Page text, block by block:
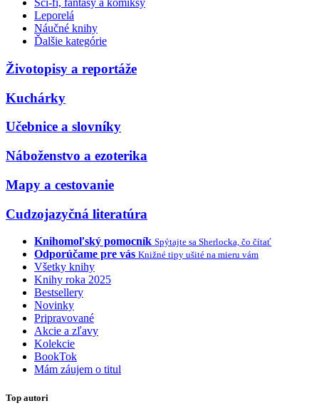
Sci-fi, fantasy a komiksy
Leporelá
Náučné knihy
Ďalšie kategórie
Životopisy a reportáže
Kuchárky
Učebnice a slovníky
Náboženstvo a ezoterika
Mapy a cestovanie
Cudzojazyčná literatúra
Knihomoľský pomocník Spýtajte sa Sherlocka, čo čítať
Odporúčame pre vás Knižné tipy ušité na mieru vám
Všetky knihy
Knihy roka 2025
Bestsellery
Novinky
Pripravované
Akcie a zľavy
Kolekcie
BookTok
Mám záujem o titul
Top autori